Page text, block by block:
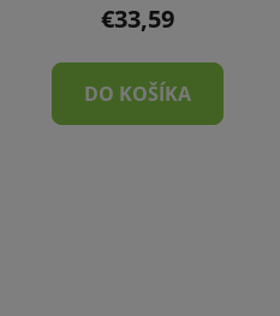
€33,59
DO KOŠÍKA